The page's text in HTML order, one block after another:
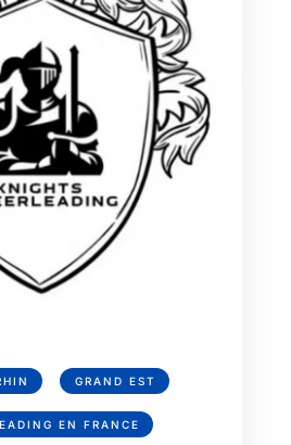
GRAND EST
EN FRANCE